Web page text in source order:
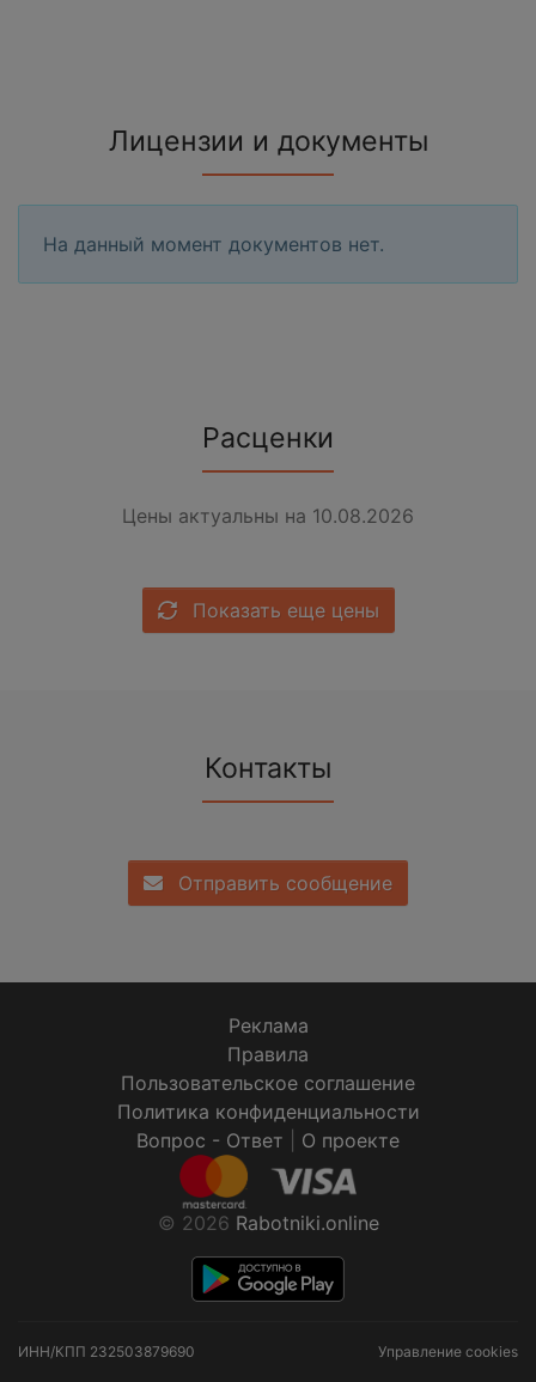
Лицензии и документы
На данный момент документов нет.
Расценки
Цены актуальны на 10.08.2026
Показать еще цены
Контакты
Отправить сообщение
Реклама
Правила
Пользовательское соглашение
Политика конфиденциальности
Вопрос - Ответ
О проекте
© 2026 Rabotniki.online
ИНН/КПП 232503879690 Управление cookies